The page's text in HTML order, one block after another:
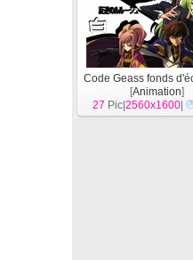
Code Geass fonds
[Animation]
27 Pic|2560x1600